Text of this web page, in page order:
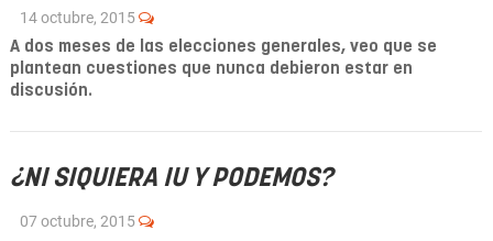
14 octubre, 2015
A dos meses de las elecciones generales, veo que se
plantean cuestiones que nunca debieron estar en
discusión.
¿NI SIQUIERA IU Y PODEMOS?
07 octubre, 2015